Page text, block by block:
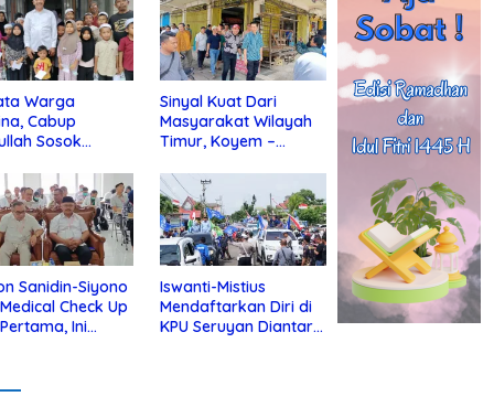
Warga
Cabup
Sosok
Sinyal Kuat Dari
Masyarakat Wilayah
Timur, Koyem –
di Kotim
Sanidin-Siyono
Check Up
Ini
Iswanti-Mistius
Mendaftarkan Diri di
KPU Seruyan Diantar